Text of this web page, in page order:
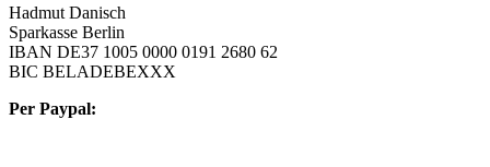
Hadmut Danisch
Sparkasse Berlin
IBAN DE37 1005 0000 0191 2680 62
BIC BELADEBEXXX
Per Paypal: